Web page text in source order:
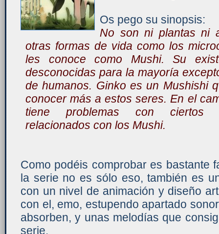
Os pego su sinopsis:
No son ni plantas ni
otras formas de vida como los
les conoce como Mushi. Su
desconocidas para la mayoría
de humanos. Ginko es un Mushishi
conocer más a estos seres. En el
tiene problemas con ciertos
relacionados con los Mushi.
Como podéis comprobar es bastante
la serie no es sólo eso, también es
con un nivel de animación y diseño
con el, emo, estupendo apartado
absorben, y unas melodías que
serie.